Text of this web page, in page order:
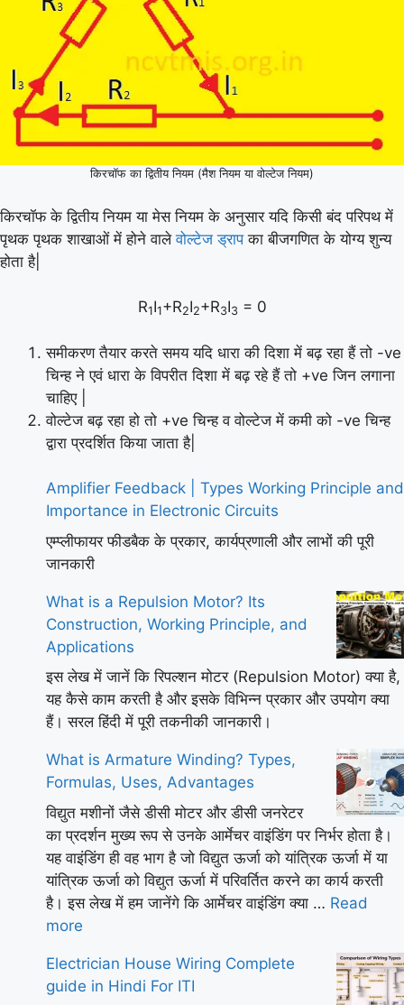
किरचॉफ का द्वितीय नियम (मैश नियम या वोल्टेज नियम)
किरचॉफ के द्वितीय नियम या मेस नियम के अनुसार यदि किसी बंद परिपथ में
पृथक पृथक शाखाओं में होने वालेवोल्टेज ड्रापका बीजगणित के योग्य शुन्य
होता है|
R1I1+R2I2+R3I3 = 0
समीकरण तैयार करते समय यदि धारा की दिशा में बढ़ रहा हैं तो -ve
चिन्ह ने एवं धारा के विपरीत दिशा में बढ़ रहे हैं तो +ve जिन लगाना
चाहिए |
वोल्टेज बढ़ रहा हो तो +ve चिन्ह व वोल्टेज में कमी को -ve चिन्ह
द्वारा प्रदर्शित किया जाता है|
Amplifier Feedback | Types Working Principle and
Importance in Electronic Circuits
एम्प्लीफायर फीडबैक के प्रकार, कार्यप्रणाली और लाभों की पूरी
जानकारी
What is a Repulsion Motor? Its
Construction, Working Principle, and
Applications
इस लेख में जानें कि रिपल्शन मोटर (Repulsion Motor) क्या है,
यह कैसे काम करती है और इसके विभिन्न प्रकार और उपयोग क्या
हैं। सरल हिंदी में पूरी तकनीकी जानकारी।
What is Armature Winding? Types,
Formulas, Uses, Advantages
विद्युत मशीनों जैसे डीसी मोटर और डीसी जनरेटर
का प्रदर्शन मुख्य रूप से उनके आर्मेचर वाइंडिंग पर निर्भर होता है।
यह वाइंडिंग ही वह भाग है जो विद्युत ऊर्जा को यांत्रिक ऊर्जा में या
यांत्रिक ऊर्जा को विद्युत ऊर्जा में परिवर्तित करने का कार्य करती
है। इस लेख में हम जानेंगे कि आर्मेचर वाइंडिंग क्या … Read
more
Electrician House Wiring Complete
guide in Hindi For ITI